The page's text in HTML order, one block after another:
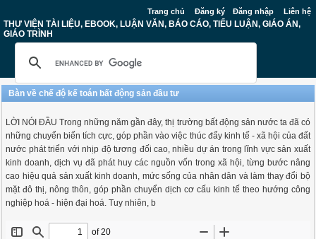
Trang chủ Đăng ký Đăng nhập Liên hệ
THƯ VIỆN TÀI LIỆU, EBOOK, LUẬN VĂN, BÁO CÁO, TIỂU LUẬN, GIÁO ÁN,
GIÁO TRÌNH
Bàn về chế độ kế toán bất động sản đầu tư
LỜI NÓI ĐẦU Trong những năm gần đây, thị trường bất động sản nước ta đã có
những chuyển biến tích cực, góp phần vào việc thúc đẩy kinh tế - xã hội của đất
nước phát triển với nhịp độ tương đối cao, nhiều dự án trong lĩnh vực sản xuất
kinh doanh, dịch vụ đã phát huy các nguồn vốn trong xã hội, từng bước nâng
cao hiệu quả sản xuất kinh doanh, mức sống của nhân dân và làm thay đổi bộ
mặt đô thị, nông thôn, góp phần chuyển dịch cơ cấu kinh tế theo hướng công
nghiệp hoá - hiện đại hoá. Tuy nhiên, b